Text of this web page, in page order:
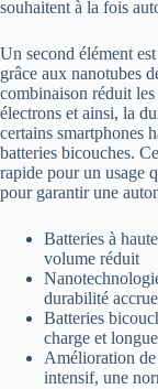
souhaitent à la fois
Un second élément
grâce aux nanotubes
combinaison réduit
électrons et ainsi, la
certains smartphones
batteries bicouches.
rapide pour un usage
pour garantir une
Batteries à
volume réduit
durabilité accrue
Batteries
charge et
Amélioration de
intensif, une